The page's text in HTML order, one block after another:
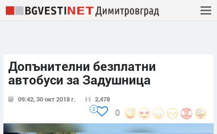
Допънителни безплатни
автобуси за Задушница
09:42, 30 окт 2018 г. 2,478
0
0